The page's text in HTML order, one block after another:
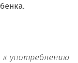
к употреблению